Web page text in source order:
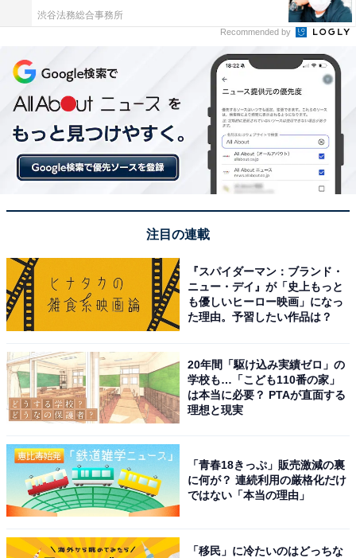
ナポリタンサラダは、お弁当のおかずとしても大活躍で
す。パスタサラダとしてそのまま1つの容器に入れても
者は毎日娘のお弁当を作っているので、ナポリタンサラ
ダは非常に重宝しています。
渋谷法務総合事務所
Recommended by
注目の連載
『スパイダーマン：ブランド・
ニュー・デイ』が「史上もっと
も優しいヒーロー映画」になっ
た理由。予習したい作品は？
20年間「駆け込み実績ゼロ」の
学校も…「こども110番の家」
は本当に必要？ PTAが直面する
理想と現実
「青春18きっぷ」販売激減の裏
に何が？ 連続利用の厳格化だけ
ではない「本当の理由」
「移民」に冷たいのはどっちな